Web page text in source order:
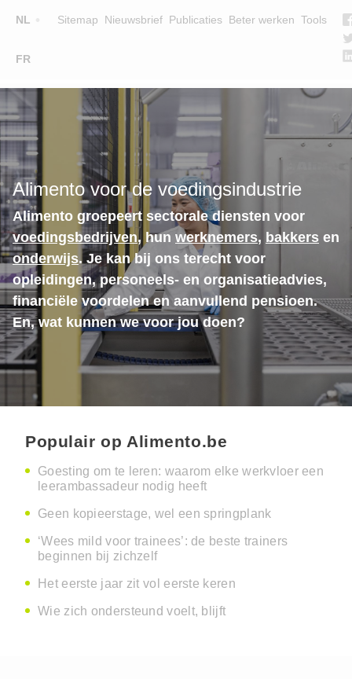
NL
FR
Sitemap Nieuwsbrief Publicaties Beter werken Tools
Main
navigation
OPLEIDINGEN
LESGEVERS
WIE ZIJN WE
TEAM
CONTACT
ZOEK EEN OPLEIDING
Alimento voor de voedingsindustrie
Alimento groepeert sectorale diensten voor
voedingsbedrijven, hun werknemers, bakkers en
onderwijs. Je kan bij ons terecht voor
opleidingen, personeels- en organisatieadvies,
financiële voordelen en aanvullend pensioen.
En, wat kunnen we voor jou doen?
Populair op Alimento.be
Goesting om te leren: waarom elke werkvloer een
leerambassadeur nodig heeft
Geen kopieerstage, wel een springplank
‘Wees mild voor trainees’: de beste trainers
beginnen bij zichzelf
Het eerste jaar zit vol eerste keren
Wie zich ondersteund voelt, blijft